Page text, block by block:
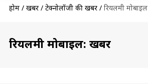
होम / खबरें / टेक्नोलॉजी की खबरें / रियलमी मोबाइल
रियलमी मोबाइल: खबरें